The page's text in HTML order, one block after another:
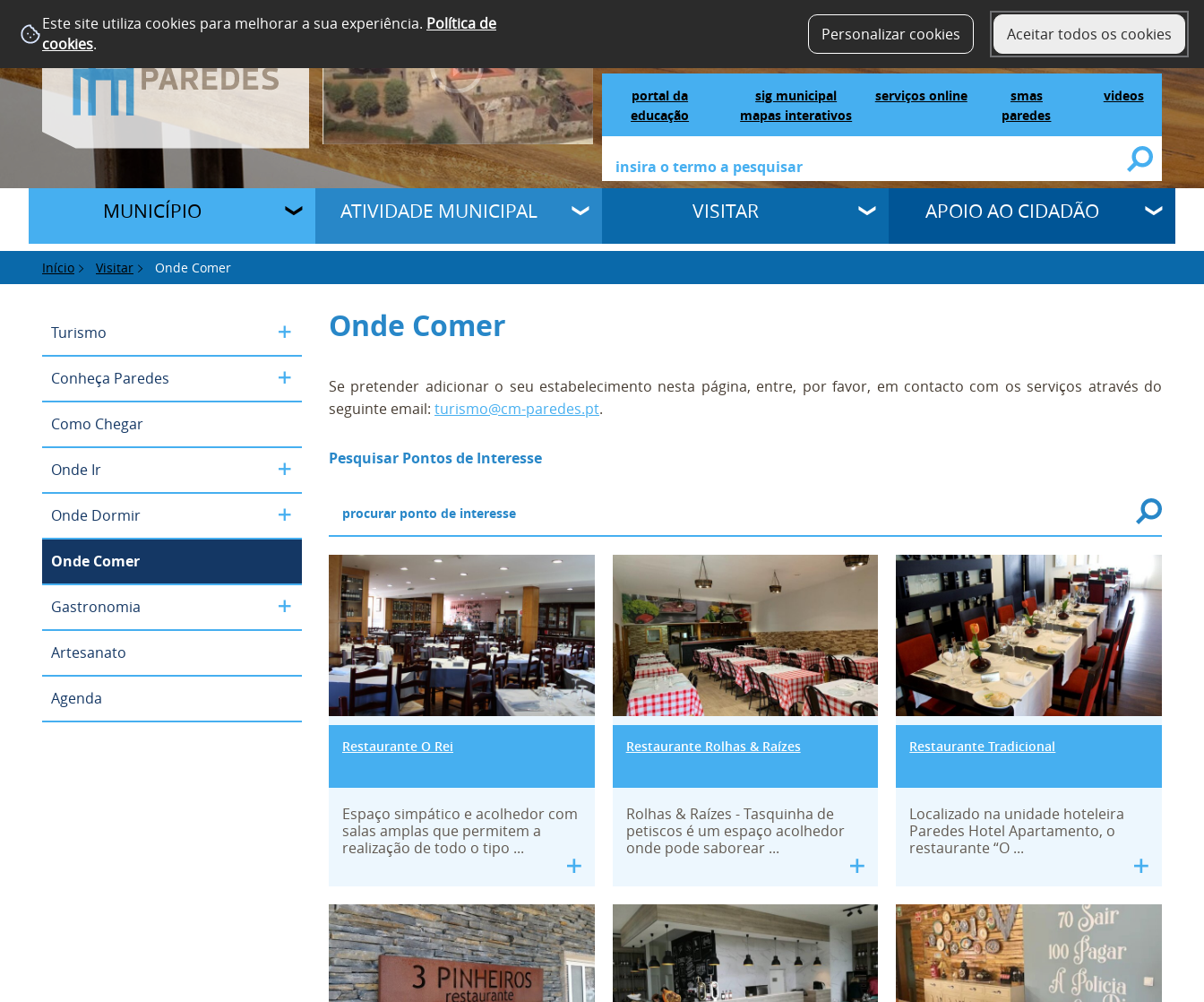
Este site utiliza cookies para melhorar a sua experiência. Política de
cookies. Personalizar cookies Aceitar todos os cookies
contactos SELECT LANGUAGE▼
portal da
educação
sig municipal
mapas interativos
serviços online
smas
paredes
videos
videos
MUNICÍPIO ATIVIDADE MUNICIPAL VISITAR APOIO AO CIDADÃO
Início Visitar Onde Comer
Turismo
Conheça Paredes
Como Chegar
Onde Ir
Onde Dormir
Onde Comer
Gastronomia
Artesanato
Agenda
Onde Comer
Se pretender adicionar o seu estabelecimento nesta página, entre, por favor, em contacto com os serviços através do
seguinte email: turismo@cm-paredes.pt.
Pesquisar Pontos de Interesse
Restaurante O Rei
Restaurante O Rei
Espaço simpático e acolhedor com
salas amplas que permitem a
realização de todo o tipo ...
Restaurante Rolhas & Raízes
Restaurante Rolhas & Raízes
Rolhas & Raízes - Tasquinha de
petiscos é um espaço acolhedor
onde pode saborear ...
Restaurante Tradicional
Restaurante Tradicional
Localizado na unidade hoteleira
Paredes Hotel Apartamento, o
restaurante “O ...
Restaurante Três PinheirosSabores do Parque Se6senta Tapas & Petiscos